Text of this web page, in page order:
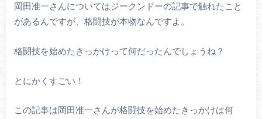
岡田准一さんについてはジークンドーの記事で触れたこと
があるんですが、格闘技が本物なんですよ。
格闘技を始めたきっかけって何だったんでしょうね？
とにかくすごい！
この記事は岡田准一さんが格闘技を始めたきっかけは何